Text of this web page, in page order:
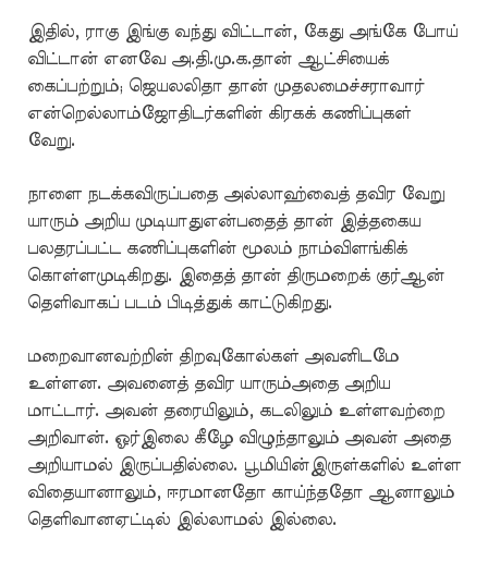
இதில், ராகு இங்கு வந்து விட்டான், கேது அங்கே போய்
விட்டான் எனவே அ.தி.மு.க.தான் ஆட்சியைக்
கைப்பற்றும்; ஜெயலலிதா தான் முதலமைச்சராவார்
என்றெல்லாம்ஜோதிடர்களின் கிரகக் கணிப்புகள்
வேறு.
நாளை நடக்கவிருப்பதை அல்லாஹ்வைத் தவிர வேறு
யாரும் அறிய முடியாதுஎன்பதைத் தான் இத்தகைய
பலதரப்பட்ட கணிப்புகளின் மூலம் நாம்விளங்கிக்
கொள்ளமுடிகிறது. இதைத் தான் திருமறைக் குர்ஆன்
தெளிவாகப் படம் பிடித்துக் காட்டுகிறது.
மறைவானவற்றின் திறவுகோல்கள் அவனிடமே
உள்ளன. அவனைத் தவிர யாரும்அதை அறிய
மாட்டார். அவன் தரையிலும், கடலிலும் உள்ளவற்றை
அறிவான். ஓர்இலை கீழே விழுந்தாலும் அவன் அதை
அறியாமல் இருப்பதில்லை. பூமியின்இருள்களில் உள்ள
விதையானாலும், ஈரமானதோ காய்ந்ததோ ஆனாலும்
தெளிவானஏட்டில் இல்லாமல் இல்லை.